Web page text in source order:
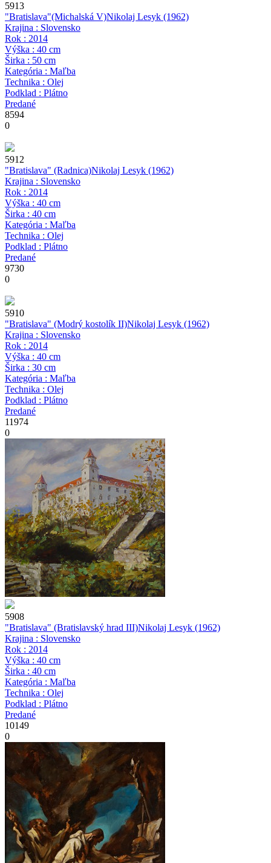
5913
"Bratislava"(Michalská V)Nikolaj Lesyk (1962)
Krajina : Slovensko
Rok : 2014
Výška : 40 cm
Širka : 50 cm
Kategória : Maľba
Technika : Olej
Podklad : Plátno
Predané
8594
0
5912
"Bratislava" (Radnica)Nikolaj Lesyk (1962)
Krajina : Slovensko
Rok : 2014
Výška : 40 cm
Širka : 40 cm
Kategória : Maľba
Technika : Olej
Podklad : Plátno
Predané
9730
0
5910
"Bratislava" (Modrý kostolík II)Nikolaj Lesyk (1962)
Krajina : Slovensko
Rok : 2014
Výška : 40 cm
Širka : 30 cm
Kategória : Maľba
Technika : Olej
Podklad : Plátno
Predané
11974
0
5908
"Bratislava" (Bratislavský hrad III)Nikolaj Lesyk (1962)
Krajina : Slovensko
Rok : 2014
Výška : 40 cm
Širka : 40 cm
Kategória : Maľba
Technika : Olej
Podklad : Plátno
Predané
10149
0